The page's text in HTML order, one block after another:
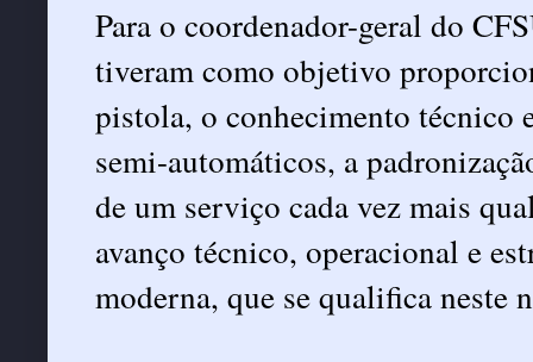
Para o coordenador-geral do
tiveram como objetivo
pistola, o conhecimento técnico
semi-automáticos, a
de um serviço cada vez mais
avanço técnico, operacional e
moderna, que se qualifica neste